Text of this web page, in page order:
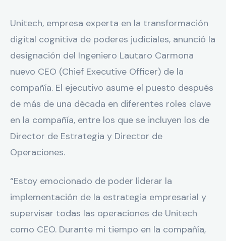
Unitech, empresa experta en la transformación
digital cognitiva de poderes judiciales, anunció la
designación del Ingeniero Lautaro Carmona
nuevo CEO (Chief Executive Officer) de la
compañía. El ejecutivo asume el puesto después
de más de una década en diferentes roles clave
en la compañía, entre los que se incluyen los de
Director de Estrategia y Director de
Operaciones.
“Estoy emocionado de poder liderar la
implementación de la estrategia empresarial y
supervisar todas las operaciones de Unitech
como CEO. Durante mi tiempo en la compañía,